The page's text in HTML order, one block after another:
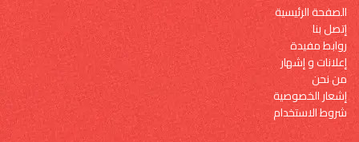
الصفحة الرئيسية
إتصل بنا
روابط مفيدة
إعلانات و إشهار
من نحن
إشعار الخصوصية
شروط الاستخدام